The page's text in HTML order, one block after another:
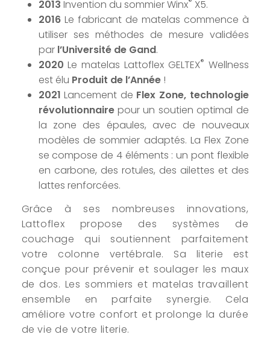
2013 Invention du sommier Winx X5.
2016Le fabricant de matelas commence à
utiliser ses méthodes de mesure validées
par l’Université de Gand.
2020Le matelas Lattoflex GELTEX® Wellness
est élu Produit de l’Année!
2021Lancement de Flex Zone, technologie
révolutionnaire pour un soutien optimal de
la zone des épaules, avec de nouveaux
modèles de sommier adaptés. La Flex Zone
se compose de 4 éléments : un pont flexible
en carbone, des rotules, des ailettes et des
lattes renforcées.
Grâce à ses nombreuses innovations,
Lattoflex propose des systèmes de
couchage qui soutiennent parfaitement
votre colonne vertébrale. Sa literie est
conçue pour prévenir et soulager les maux
de dos. Les sommiers et matelas travaillent
ensemble en parfaite synergie. Cela
améliore votre confort et prolonge la durée
de vie de votre literie.